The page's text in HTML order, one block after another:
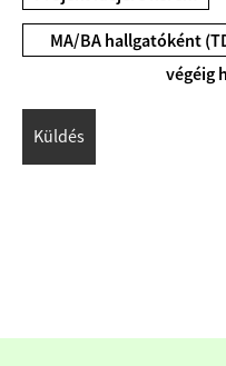
MA/BA hallgatóként
végéig